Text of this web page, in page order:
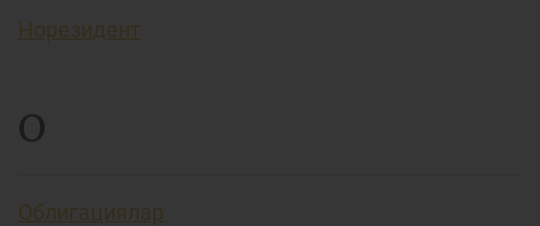
Норезидент
О
Облигациялар